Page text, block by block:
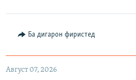
Ба дигарон фиристед
Август 07, 2026